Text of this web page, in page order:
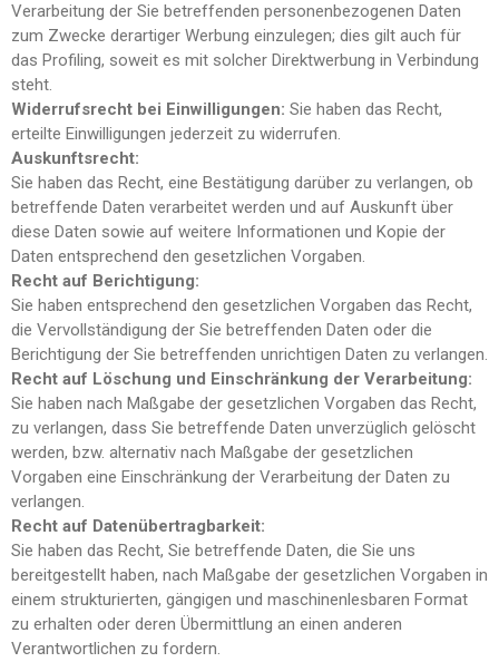
Verarbeitung der Sie betreffenden personenbezogenen Daten
zum Zwecke derartiger Werbung einzulegen; dies gilt auch für
das Profiling, soweit es mit solcher Direktwerbung in Verbindung
steht.
Widerrufsrecht bei Einwilligungen: Sie haben das Recht,
erteilte Einwilligungen jederzeit zu widerrufen.
Auskunftsrecht:
Sie haben das Recht, eine Bestätigung darüber zu verlangen, ob
betreffende Daten verarbeitet werden und auf Auskunft über
diese Daten sowie auf weitere Informationen und Kopie der
Daten entsprechend den gesetzlichen Vorgaben.
Recht auf Berichtigung:
Sie haben entsprechend den gesetzlichen Vorgaben das Recht,
die Vervollständigung der Sie betreffenden Daten oder die
Berichtigung der Sie betreffenden unrichtigen Daten zu verlangen.
Recht auf Löschung und Einschränkung der Verarbeitung:
Sie haben nach Maßgabe der gesetzlichen Vorgaben das Recht,
zu verlangen, dass Sie betreffende Daten unverzüglich gelöscht
werden, bzw. alternativ nach Maßgabe der gesetzlichen
Vorgaben eine Einschränkung der Verarbeitung der Daten zu
verlangen.
Recht auf Datenübertragbarkeit:
Sie haben das Recht, Sie betreffende Daten, die Sie uns
bereitgestellt haben, nach Maßgabe der gesetzlichen Vorgaben in
einem strukturierten, gängigen und maschinenlesbaren Format
zu erhalten oder deren Übermittlung an einen anderen
Verantwortlichen zu fordern.